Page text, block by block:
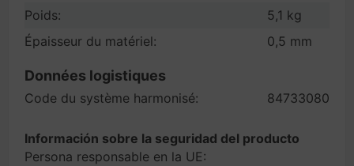
Poids:
5,1 kg
Épaisseur du matériel:
0,5 mm
Données logistiques
Code du système harmonisé: 84733080
Información sobre la seguridad del producto
Persona responsable en la UE: